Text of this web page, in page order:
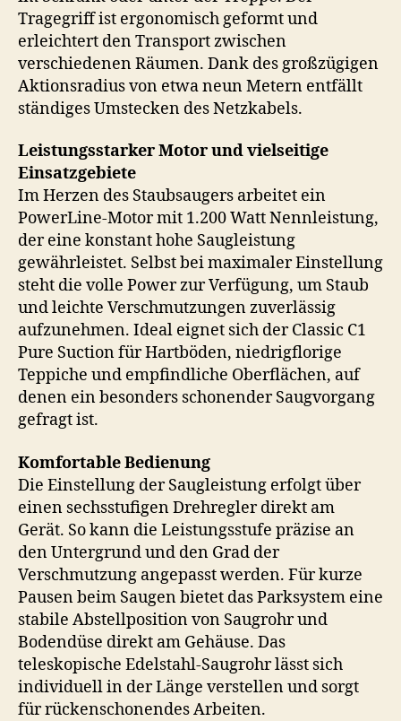
Tragegriff ist ergonomisch geformt und
erleichtert den Transport zwischen
verschiedenen Räumen. Dank des großzügigen
Aktionsradius von etwa neun Metern entfällt
ständiges Umstecken des Netzkabels.
Leistungsstarker Motor und vielseitige
Einsatzgebiete
Im Herzen des Staubsaugers arbeitet ein
PowerLine-Motor mit 1.200 Watt Nennleistung,
der eine konstant hohe Saugleistung
gewährleistet. Selbst bei maximaler Einstellung
steht die volle Power zur Verfügung, um Staub
und leichte Verschmutzungen zuverlässig
aufzunehmen. Ideal eignet sich der Classic C1
Pure Suction für Hartböden, niedrigflorige
Teppiche und empfindliche Oberflächen, auf
denen ein besonders schonender Saugvorgang
gefragt ist.
Komfortable Bedienung
Die Einstellung der Saugleistung erfolgt über
einen sechsstufigen Drehregler direkt am
Gerät. So kann die Leistungsstufe präzise an
den Untergrund und den Grad der
Verschmutzung angepasst werden. Für kurze
Pausen beim Saugen bietet das Parksystem eine
stabile Abstellposition von Saugrohr und
Bodendüse direkt am Gehäuse. Das
teleskopische Edelstahl-Saugrohr lässt sich
individuell in der Länge verstellen und sorgt
für rückenschonendes Arbeiten.